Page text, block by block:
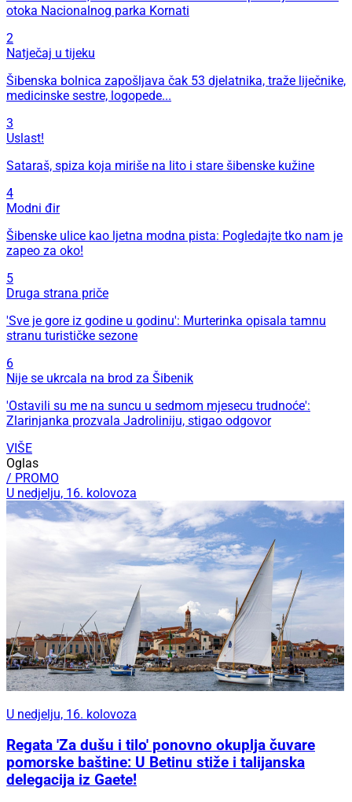
otoka Nacionalnog parka Kornati
2
Natječaj u tijeku
Šibenska bolnica zapošljava čak 53 djelatnika, traže liječnike,
medicinske sestre, logopede...
3
Uslast!
Sataraš, spiza koja miriše na lito i stare šibenske kužine
4
Modni đir
Šibenske ulice kao ljetna modna pista: Pogledajte tko nam je
zapeo za oko!
5
Druga strana priče
'Sve je gore iz godine u godinu': Murterinka opisala tamnu
stranu turističke sezone
6
Nije se ukrcala na brod za Šibenik
'Ostavili su me na suncu u sedmom mjesecu trudnoće':
Zlarinjanka prozvala Jadroliniju, stigao odgovor
VIŠE
Oglas
/ PROMO
U nedjelju, 16. kolovoza
U nedjelju, 16. kolovoza
Regata 'Za dušu i tilo' ponovno okuplja čuvare
pomorske baštine: U Betinu stiže i talijanska
delegacija iz Gaete!